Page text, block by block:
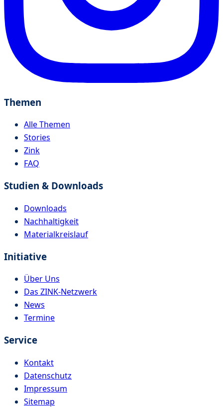
Themen
Alle Themen
Stories
Zink
FAQ
Studien & Downloads
Downloads
Nachhaltigkeit
Materialkreislauf
Initiative
Über Uns
Das ZINK-Netzwerk
News
Termine
Service
Kontakt
Datenschutz
Impressum
Sitemap